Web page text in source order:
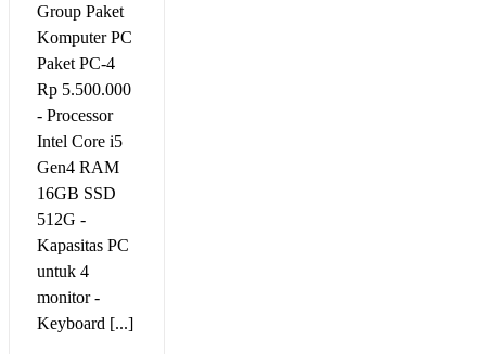
Group Paket
Komputer PC
Paket PC-4
Rp 5.500.000
- Processor
Intel Core i5
Gen4 RAM
16GB SSD
512G -
Kapasitas PC
untuk 4
monitor -
Keyboard [...]